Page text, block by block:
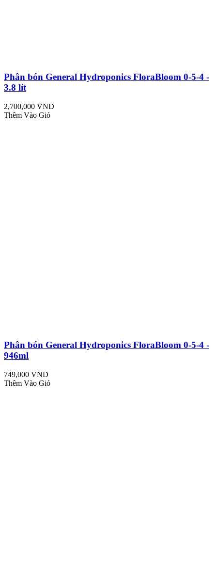
Phân bón General Hydroponics FloraBloom 0-5-4 -
3.8 lít
2,700,000 VND
Thêm Vào Giỏ
Phân bón General Hydroponics FloraBloom 0-5-4 -
946ml
749,000 VND
Thêm Vào Giỏ